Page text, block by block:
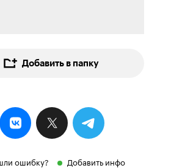
Добавить в папку
ошибку? Добавить инфо